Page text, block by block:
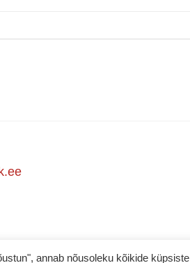
annab nõusoleku kõikide küpsiste